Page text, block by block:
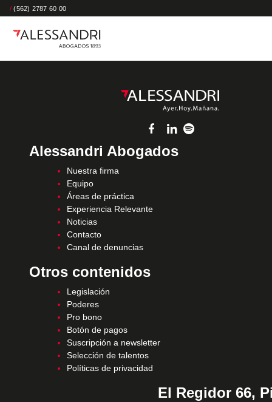
/ (562) 2787 60 00
Alessandri Abogados
Nuestra firma
Equipo
Áreas de práctica
Experiencia Relevante
Noticias
Contacto
Canal de denuncias
Otros contenidos
Legislación
Poderes
Pro bono
Botón de pagos
Suscripción a newsletter
Selección de talentos
Políticas de privacidad
El Regidor 66,